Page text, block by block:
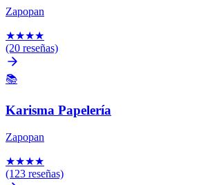
Zapopan
★★★★
(20 reseñas)
📚
Karisma Papelería
Zapopan
★★★★
(123 reseñas)